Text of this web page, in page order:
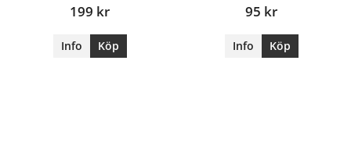
199 kr
Info Köp
95 kr
Info Köp